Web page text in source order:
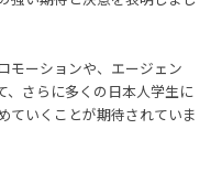
モーションや、エージェン
、さらに多くの日本人学生に
ていくことが期待されていま